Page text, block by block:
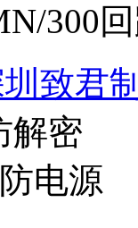
300
致君